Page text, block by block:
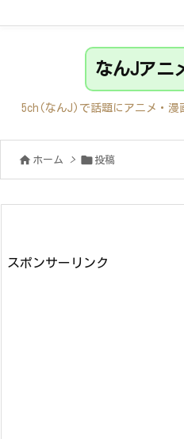
なんJアニ
5ch(なんJ)で話題にアニメ・漫
 ホーム >  投稿
スポンサーリンク